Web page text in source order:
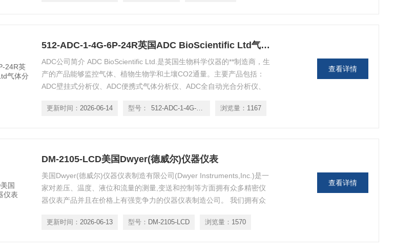
512-ADC-1-4G-6P-24R英国ADC BioScientific Ltd气体分析仪
ADC公司简介 ADC BioScientific Ltd.是英国生物科学仪器的**制造商，生
产的产品能够监控气体、植物生物学和土壤CO2通量。主要产品包括：
ADC壁挂式分析仪、ADC便携式气体分析仪、ADC全自动光合分析仪、
便携的和用户友好的设备在市场上。光合作用测量系统-从超小型到复杂
更新时间： 2026-06-14 型号： 512-ADC-1-4G-6P-24R 浏览量： 1167
查看详情
DM-2105-LCD美国Dwyer(德威尔)仪器仪表
美国Dwyer(德威尔)仪器仪表制造有限公司(Dwyer Instruments,Inc.)是一
家对差压、温度、液位和流量的测量,变送和控制等方面拥有众多精密仪
器仪表产品并且在价格上有强竞争力的仪器仪表制造公司。 我们拥有众
Spirahelic®压力仪表，Rate-Master®，Mini-Master®和Vis
更新时间： 2026-06-13 型号： DM-2105-LCD 浏览量： 1570
查看详情